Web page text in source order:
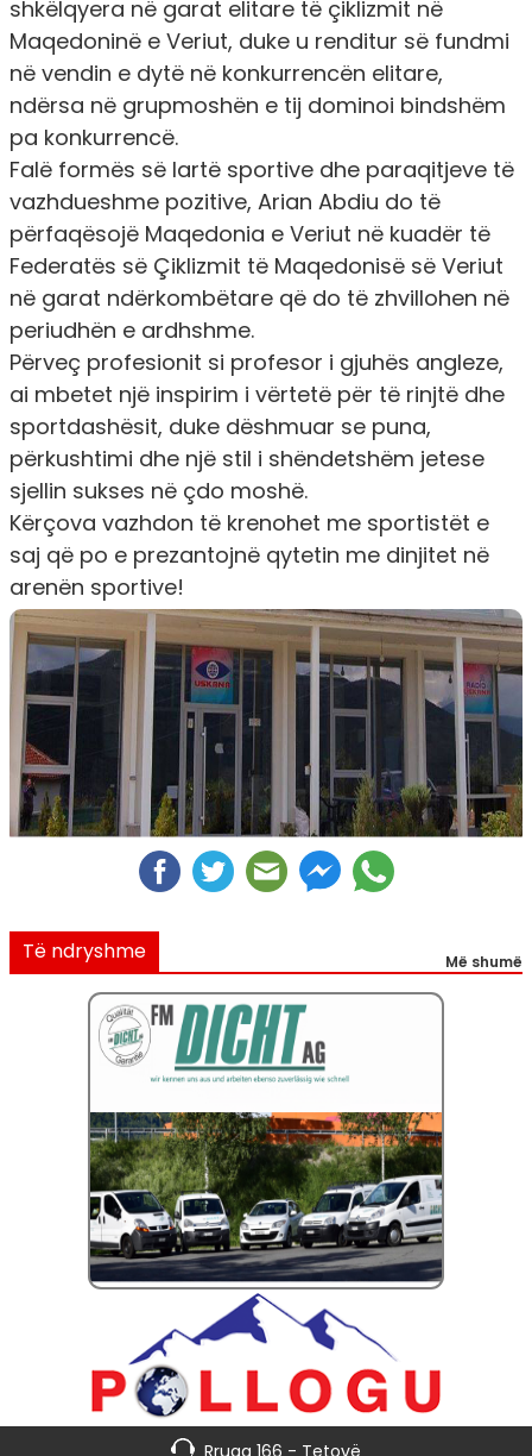
shkëlqyera në garat elitare të çiklizmit në
Maqedoninë e Veriut, duke u renditur së fundmi
në vendin e dytë në konkurrencën elitare,
ndërsa në grupmoshën e tij dominoi bindshëm
pa konkurrencë.
Falë formës së lartë sportive dhe paraqitjeve të
vazhdueshme pozitive, Arian Abdiu do të
përfaqësojë Maqedonia e Veriut në kuadër të
Federatës së Çiklizmit të Maqedonisë së Veriut
në garat ndërkombëtare që do të zhvillohen në
periudhën e ardhshme.
Përveç profesionit si profesor i gjuhës angleze,
ai mbetet një inspirim i vërtetë për të rinjtë dhe
sportdashësit, duke dëshmuar se puna,
përkushtimi dhe një stil i shëndetshëm jetese
sjellin sukses në çdo moshë.
Kërçova vazhdon të krenohet me sportistët e
saj që po e prezantojnë qytetin me dinjitet në
arenën sportive!
Të ndryshme Më shumë